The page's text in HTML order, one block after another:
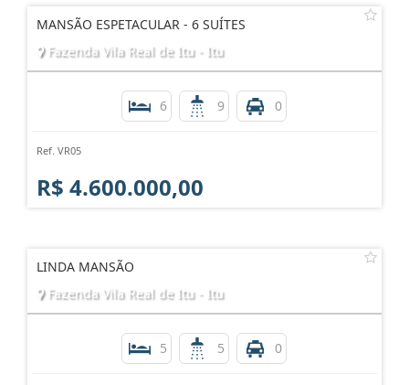
MANSÃO ESPETACULAR - 6 SUÍTES
Fazenda Vila Real de Itu - Itu
6 9 0
Ref. VR05
R$ 4.600.000,00
LINDA MANSÃO
Fazenda Vila Real de Itu - Itu
5 5 0